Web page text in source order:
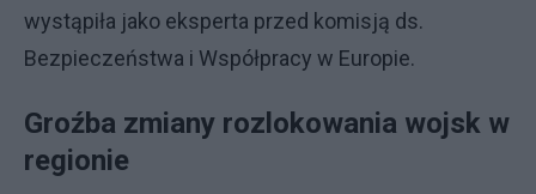
wystąpiła jako eksperta przed komisją ds.
Bezpieczeństwa i Współpracy w Europie.
Groźba zmiany rozlokowania wojsk w
regionie